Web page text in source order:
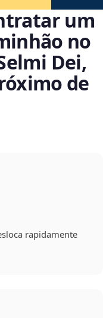
um
no
Dei,
de
rapidamente